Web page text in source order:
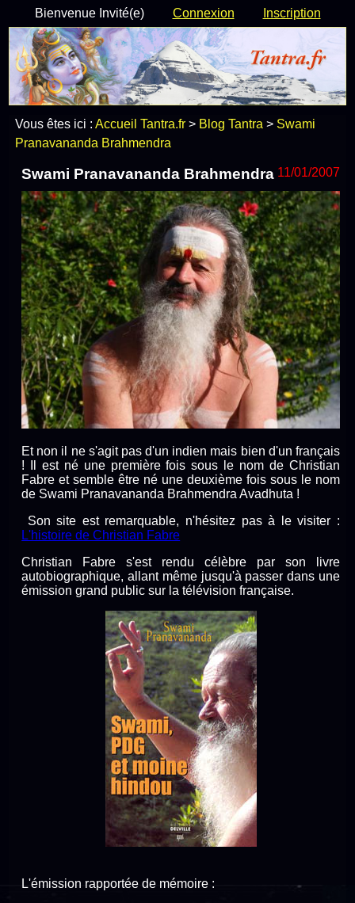
Bienvenue Invité(e) Connexion Inscription
Vous êtes ici :Accueil Tantra.fr > Blog Tantra > Swami
Pranavananda Brahmendra
Swami Pranavananda Brahmendra 11/01/2007
Et non il ne s'agit pas d'un indien mais bien d'un français
! Il est né une première fois sous le nom de Christian
Fabre et semble être né une deuxième fois sous le nom
de Swami Pranavananda Brahmendra Avadhuta !
Son site est remarquable, n'hésitez pas à le visiter :
L'histoire de Christian Fabre
Christian Fabre s'est rendu célèbre par son livre
autobiographique, allant même jusqu'à passer dans une
émission grand public sur la télévision française.
L'émission rapportée de mémoire :